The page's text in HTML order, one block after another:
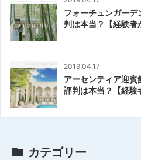
フォーチュンガー
判は本当？【経験者
2019.04.17
アーセンティア迎賓
評判は本当？【経験
カテゴリー